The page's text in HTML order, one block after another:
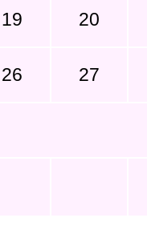
19 20
26 27